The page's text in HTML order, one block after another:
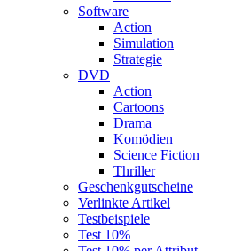
Software
Action
Simulation
Strategie
DVD
Action
Cartoons
Drama
Komödien
Science Fiction
Thriller
Geschenkgutscheine
Verlinkte Artikel
Testbeispiele
Test 10%